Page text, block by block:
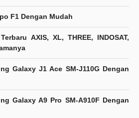
F1 Dengan Mudah
AXIS, XL, THREE, INDOSAT,
Galaxy J1 Ace SM-J110G Dengan
Galaxy A9 Pro SM-A910F Dengan